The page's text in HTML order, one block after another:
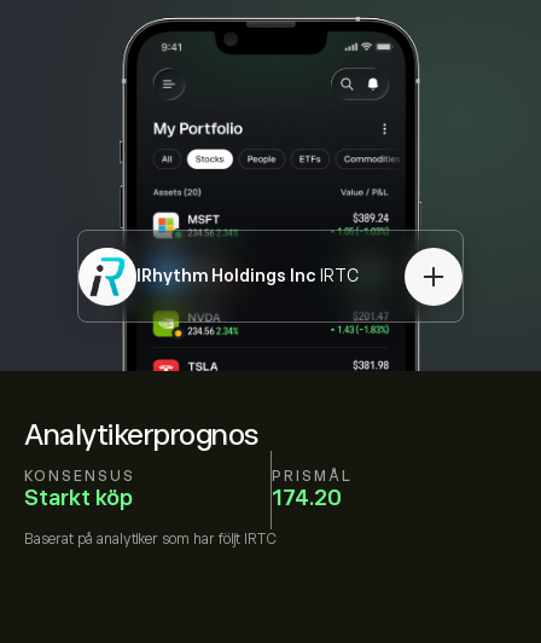
Analytikerprognos
KONSENSUS
Starkt köp
PRISMÅL
174.20
Baserat på analytiker som har följt IRTC
IRhythm Holdings Inc IRTC